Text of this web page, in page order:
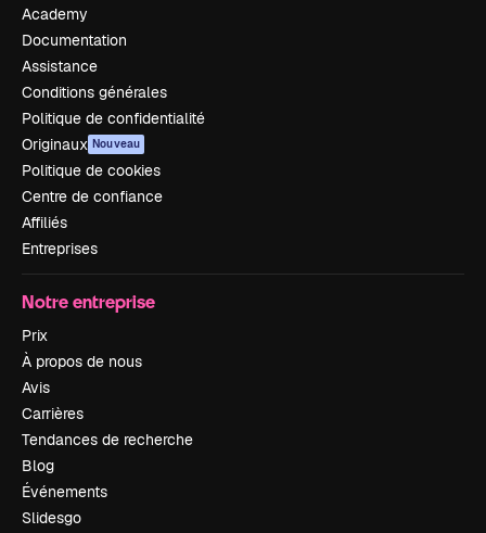
Academy
Documentation
Assistance
Conditions générales
Politique de confidentialité
Originaux Nouveau
Politique de cookies
Centre de confiance
Affiliés
Entreprises
Notre entreprise
Prix
À propos de nous
Avis
Carrières
Tendances de recherche
Blog
Événements
Slidesgo